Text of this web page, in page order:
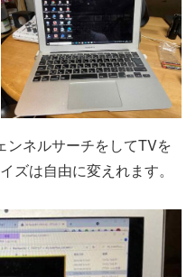
ネルサーチをしてTVを
ズは自由に変えれます。